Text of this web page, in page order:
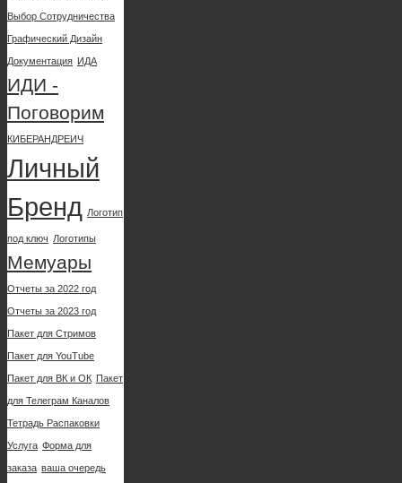
Выбор Сотрудничества
Графический Дизайн
Документация ИДА
ИДИ -
Поговорим
КИБЕРАНДРЕИЧ
Личный
Бренд
Логотип
под ключ Логотипы
Мемуары
Отчеты за 2022 год
Отчеты за 2023 год
Пакет для Cтримов
Пакет для YouTube
Пакет для ВК и ОК Пакет
для Телеграм Каналов
Тетрадь Распаковки
Услуга Форма для
заказа ваша очередь